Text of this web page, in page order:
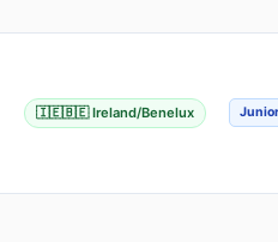
🇮🇪🇧🇪 Ireland/Benelux Junior